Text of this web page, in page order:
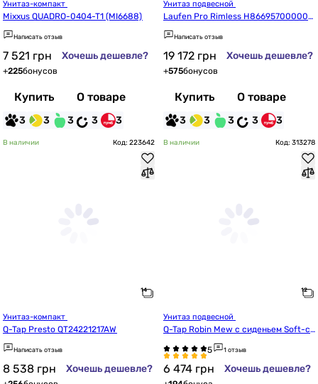
Mixxus QUADRO-0404-T1 (MI6688)
Написать отзыв
7 521 грн Хочешь дешевле?
+225бонусов
Купить О товаре
3 3 3 3 3
Laufen Pro Rimless H866957000000
1, с сиденьем Slim
Написать отзыв
19 172 грн Хочешь дешевле?
+575бонусов
Купить О товаре
3 3 3 3 3
В наличии Код: 223642
Q-Tap Presto QT24221217AW
Написать отзыв
8 538 грн Хочешь дешевле?
В наличии Код: 313278
Q-Tap Robin Mew с сиденьем Soft-cl
ose QT13332381ASW
1 отзыв
6 474 грн Хочешь дешевле?